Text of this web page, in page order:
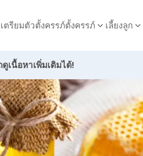
เตรียมตัวตั้งครรภ์ตั้งครรภ์ เลี้ยงลูก
เนื้อหาเพิ่มเติมได้!